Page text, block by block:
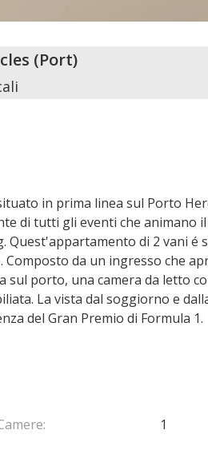
(Port)
in prima linea sul Porto
di tutti gli eventi che animano
Quest'appartamento di 2 vani é
da un ingresso che
sul porto, una camera da letto
La vista dal soggiorno e
del Gran Premio di Formula 1.
1